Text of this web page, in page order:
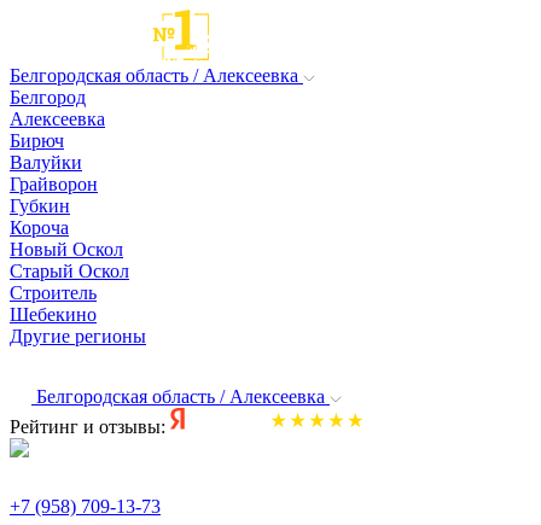
Белгородская область / Алексеевка
Белгород
Алексеевка
Бирюч
Валуйки
Грайворон
Губкин
Короча
Новый Оскол
Старый Оскол
Строитель
Шебекино
Другие регионы
Белгородская область / Алексеевка
Рейтинг и отзывы:
+7 (958) 709-13-73